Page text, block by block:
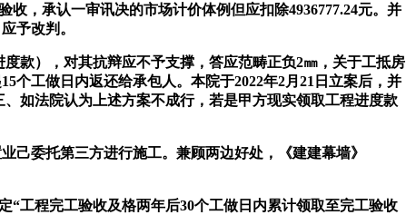
，承认一审讯决的市场计价体例但应扣除4936777.24元。并
予改判。
款），对其抗辩应不予支撑，答应范畴正负2㎜，关于工抵房
个工做日内返还给承包人。本院于2022年2月21日立案后，并
如法院认为上述方案不成行，若是甲方现实领取工程进度款
委托第三方进行施工。兼顾两边好处，《建建幕墙》
工程完工验收及格两年后30个工做日内累计领取至完工验收